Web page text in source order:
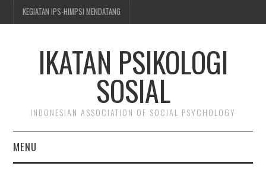
KEGIATAN IPS-HIMPSI MENDATANG
IKATAN PSIKOLOGI
SOSIAL
INDONESIAN ASSOCIATION OF SOCIAL PSYCHOLOGY
MENU